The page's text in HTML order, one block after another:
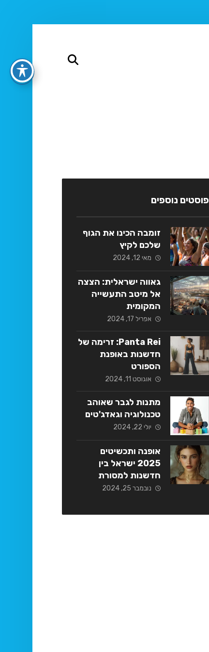
פוסטים נוספים
זומבה הכינו את הגוף
שלכם לקיץ
מאי 12, 2024
גאווה ישראלית: הצצה
אל מיטב התעשייה
המקומית
אפריל 17, 2024
Panta Rei: זרימה של
חדשנות באופנת
הספורט
אוגוסט 11, 2024
מתנות לגבר שאוהב
טכנולוגיה וגאדג'טים
יולי 22, 2024
אופנה ותכשיטים
2025 ישראל בין
חדשנות למסורת
נובמבר 25, 2024